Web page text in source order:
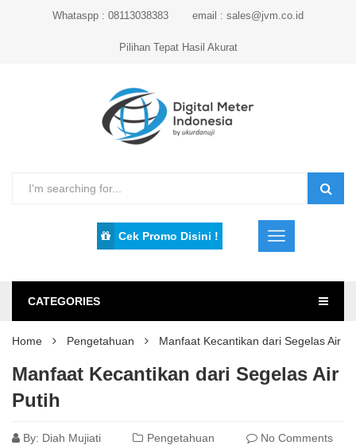
Whataspp : 08113038383 email : sales@jvm.co.id
Pilihan Tepat Hasil Akurat
Cek Promo Disini !
CATEGORIES
Home Pengetahuan Manfaat Kecantikan dari Segelas Air
Manfaat Kecantikan dari Segelas Air
Putih
By: Diah Mujiati Pengetahuan
No Comments